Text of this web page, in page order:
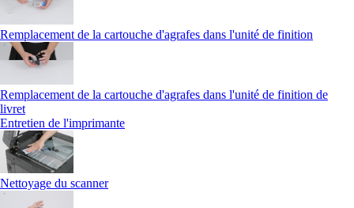
Remplacement de la cartouche d'agrafes dans l'unité de finition
Remplacement de la cartouche d'agrafes dans l'unité de finition de
livret
Entretien de l'imprimante
Nettoyage du scanner